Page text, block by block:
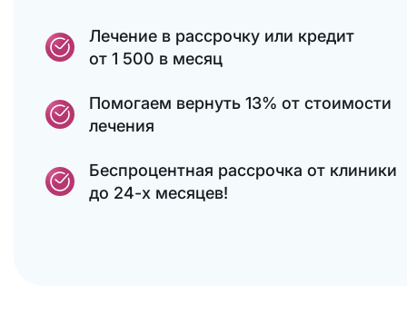
Лечение в рассрочку или кредит
от 1 500 в месяц
Помогаем вернуть 13% от стоимости
лечения
Беспроцентная рассрочка от клиники
до 24-х месяцев!